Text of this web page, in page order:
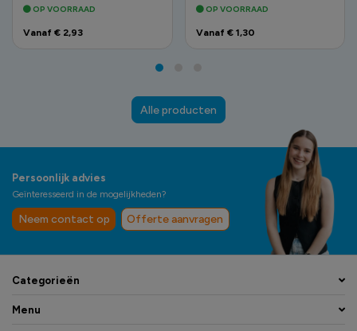
OP VOORRAAD
Vanaf € 2,93
OP VOORRAAD
Vanaf € 1,30
Alle producten
Persoonlijk advies
Geïnteresseerd in de mogelijkheden?
Neem contact op Offerte aanvragen
Categorieën
Menu